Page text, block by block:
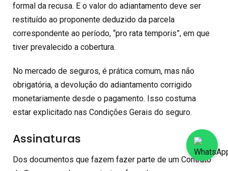
formal da recusa. E o valor do adiantamento deve ser
restituído ao proponente deduzido da parcela
correspondente ao período, “pro rata temporis”, em que
tiver prevalecido a cobertura.
No mercado de seguros, é prática comum, mas não
obrigatória, a devolução do adiantamento corrigido
monetariamente desde o pagamento. Isso costuma
estar explicitado nas Condições Gerais do seguro.
Assinaturas
Dos documentos que fazem fazer parte de um Contrato